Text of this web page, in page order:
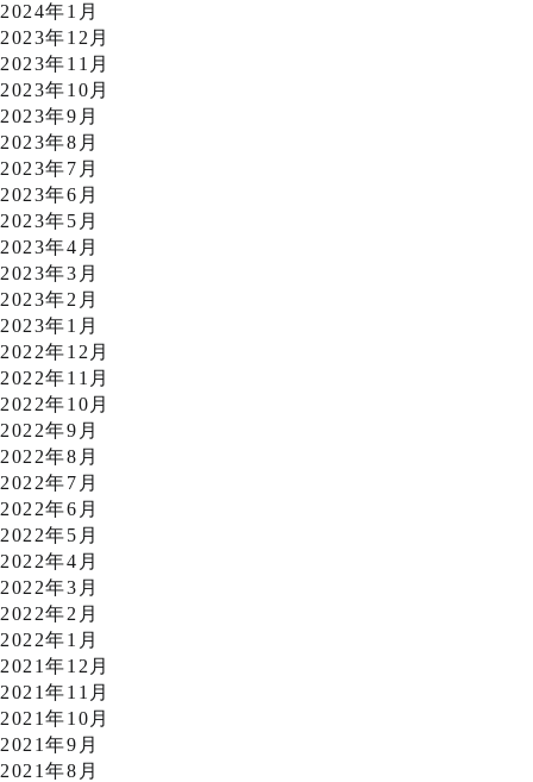
2024年1月
2023年12月
2023年11月
2023年10月
2023年9月
2023年8月
2023年7月
2023年6月
2023年5月
2023年4月
2023年3月
2023年2月
2023年1月
2022年12月
2022年11月
2022年10月
2022年9月
2022年8月
2022年7月
2022年6月
2022年5月
2022年4月
2022年3月
2022年2月
2022年1月
2021年12月
2021年11月
2021年10月
2021年9月
2021年8月